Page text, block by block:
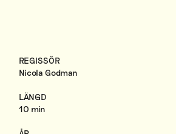
REGISSÖR
Nicola Godman
LÄNGD
10 min